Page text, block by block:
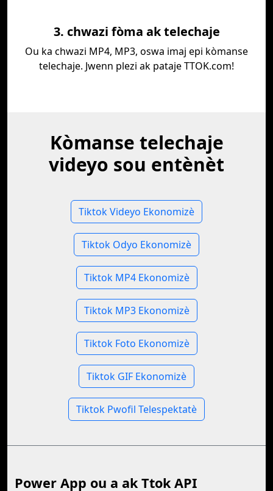
3. chwazi fòma ak telechaje
Ou ka chwazi MP4, MP3, oswa imaj epi kòmanse
telechaje. Jwenn plezi ak pataje TTOK.com!
Kòmanse telechaje
videyo sou entènèt
Tiktok Videyo Ekonomizè
Tiktok Odyo Ekonomizè
Tiktok MP4 Ekonomizè
Tiktok MP3 Ekonomizè
Tiktok Foto Ekonomizè
Tiktok GIF Ekonomizè
Tiktok Pwofil Telespektatè
Power App ou a ak Ttok API